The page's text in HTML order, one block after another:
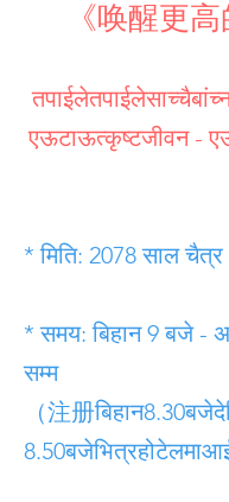
《唤醒更高
एऊटाऊत्कृष्टजीवन -
* मिति: 2078 साल चैत्र
* समय: बिहान 9 बजे -
सम्म
（注册